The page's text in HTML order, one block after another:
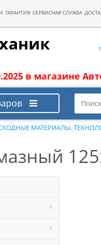
ГАРАНТИЯ СЕРВИСНАЯ СЛУЖБА
в магазине
МАТЕРИАЛЫ,